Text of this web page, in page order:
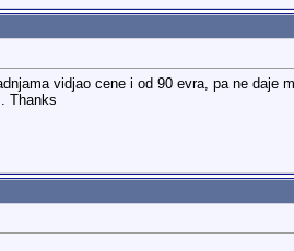
vidjao cene i od 90 evra, pa ne daje
Thanks